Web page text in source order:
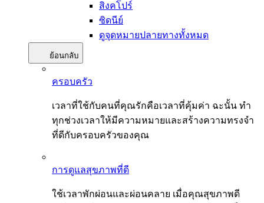
สิงคโปร์
ซิดนีย์
ดูจุดหมายปลายทางทั้งหมด
ย้อนกลับ
ครอบครัว
เวลาที่ใช้กับคนที่คุณรักคือเวลาที่คุ้มค่า ฉะนั้น ทำ
ทุกช่วงเวลาให้มีความหมายและสร้างความทรงจำ
ที่ดีกับครอบครัวของคุณ
การดูแลสุขภาพที่ดี
ใช้เวลาพักผ่อนและผ่อนคลาย เมื่อคุณสุขภาพดี